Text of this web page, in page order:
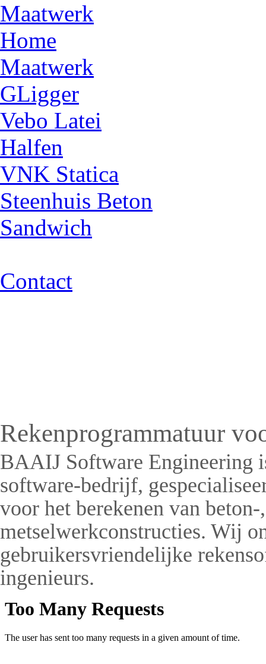
Maatwerk
Home
Maatwerk
GLigger
Vebo Latei
Halfen
VNK Statica
Steenhuis Beton
Sandwich
Contact
Rekenprogrammatuur
BAAIJ Software Engineering
software-bedrijf,
voor het berekenen van
metselwerkconstructies. Wij
gebruikersvriendelijke
ingenieurs.